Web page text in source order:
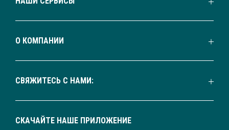
О КОМПАНИИ
СВЯЖИТЕСЬ С НАМИ:
СКАЧАЙТЕ НАШЕ ПРИЛОЖЕНИЕ